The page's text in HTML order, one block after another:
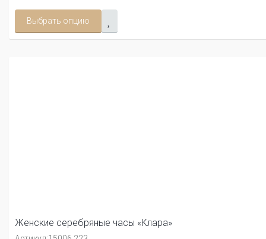
Выбрать опцию
Женские серебряные часы «Клара»